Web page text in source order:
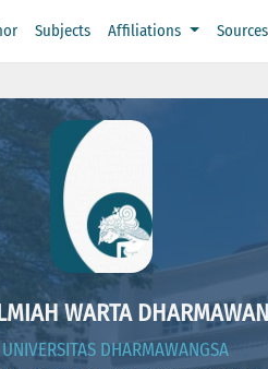
Subjects Affiliations Sources
WARTA
UNIVERSITAS DHARMAWANGSA